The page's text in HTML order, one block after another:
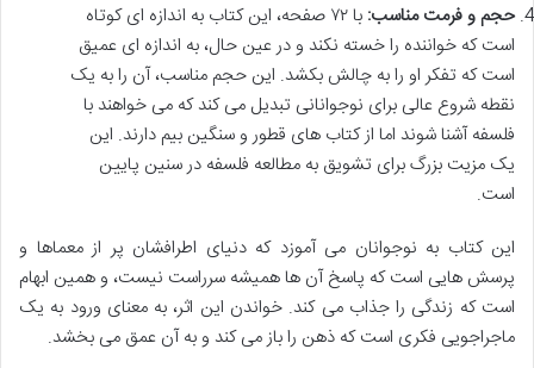
حجم و فرمت مناسب:
با ۷۲ صفحه، این کتاب به اندازه ای کوتاه
است که خواننده را خسته نکند و در عین حال، به اندازه ای عمیق
است که تفکر او را به چالش بکشد. این حجم مناسب، آن را به یک
نقطه شروع عالی برای نوجوانانی تبدیل می کند که می خواهند با
فلسفه آشنا شوند اما از کتاب های قطور و سنگین بیم دارند. این
یک مزیت بزرگ برای تشویق به مطالعه فلسفه در سنین پایین
است.
این کتاب به نوجوانان می آموزد که دنیای اطرافشان پر از معماها و
پرسش هایی است که پاسخ آن ها همیشه سرراست نیست، و همین ابهام
است که زندگی را جذاب می کند. خواندن این اثر، به معنای ورود به یک
ماجراجویی فکری است که ذهن را باز می کند و به آن عمق می بخشد.